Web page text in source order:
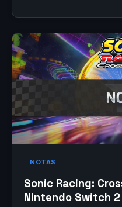
NOTAS
Sonic Racing:
Nintendo Switch